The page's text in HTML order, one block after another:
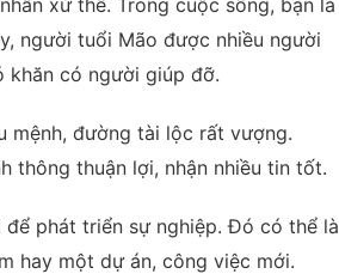
xử thế. Trong cuộc sống, bạn là
người tuổi Mão được nhiều người
khăn có người giúp đỡ.
mệnh, đường tài lộc rất vượng.
thông thuận lợi, nhận nhiều tin tốt.
phát triển sự nghiệp. Đó có thể là
hay một dự án, công việc mới.